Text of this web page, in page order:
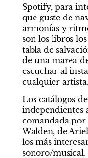
Spotify, para
que guste de
armonías y
son los libros
tabla de
de una marea
escuchar al
cualquier artista.
Los catálogos
independientes
comandada por
Walden, de
los más
sonoro/musical.